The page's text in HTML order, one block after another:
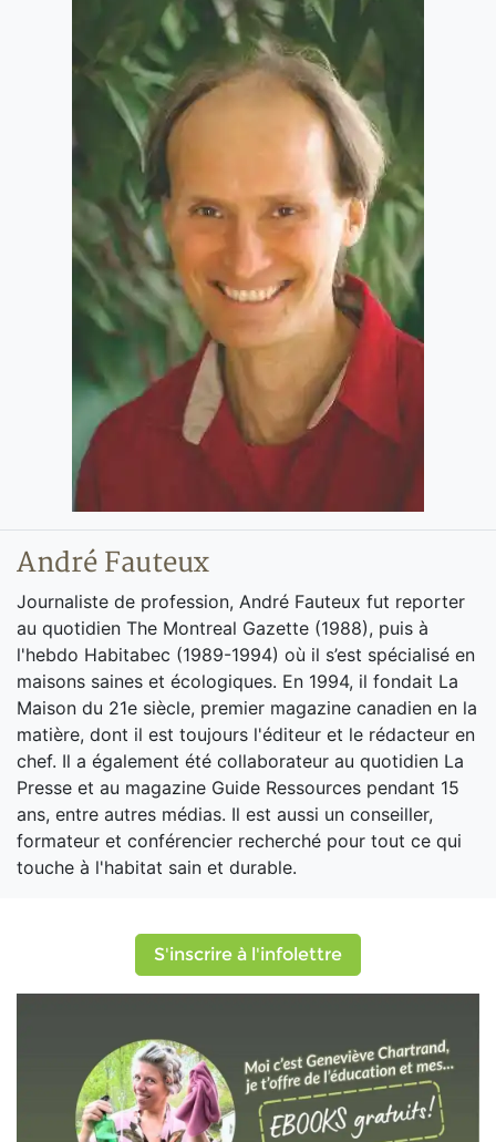
André Fauteux
Journaliste de profession, André Fauteux fut reporter
au quotidien The Montreal Gazette (1988), puis à
l'hebdo Habitabec (1989-1994) où il s’est spécialisé en
maisons saines et écologiques. En 1994, il fondait La
Maison du 21e siècle, premier magazine canadien en la
matière, dont il est toujours l'éditeur et le rédacteur en
chef. Il a également été collaborateur au quotidien La
Presse et au magazine Guide Ressources pendant 15
ans, entre autres médias. Il est aussi un conseiller,
formateur et conférencier recherché pour tout ce qui
touche à l'habitat sain et durable.
S'inscrire à l'infolettre